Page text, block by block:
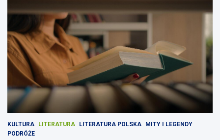
KULTURA LITERATURA LITERATURA POLSKA
MITY I LEGENDY
PODRÓŻE